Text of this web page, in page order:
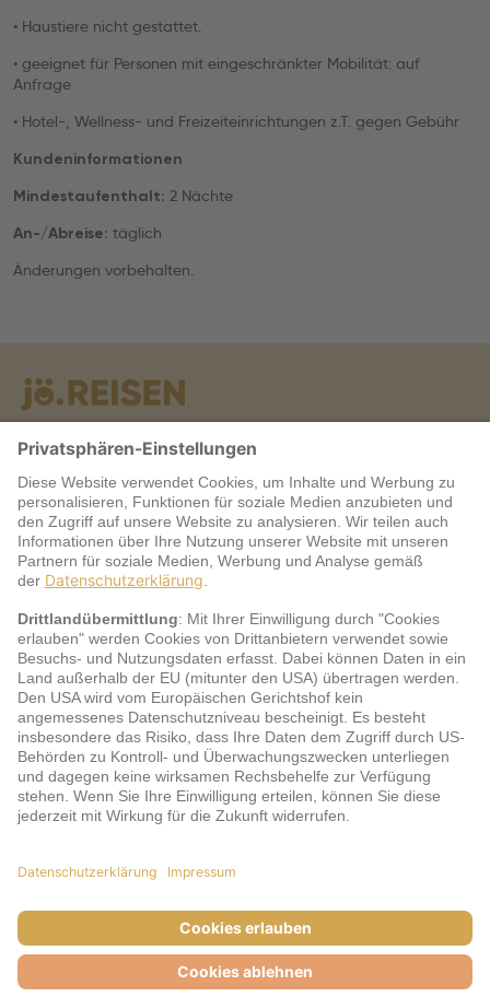
• Haustiere nicht gestattet.
• geeignet für Personen mit eingeschränkter Mobilität: auf
Anfrage
• Hotel-, Wellness- und Freizeiteinrichtungen z.T. gegen Gebühr
Kundeninformationen
Mindestaufenthalt: 2 Nächte
An-/Abreise: täglich
Änderungen vorbehalten.
Warum jö?
Service
jö Bonus Club Partner
Zahlungsarten & Sicherheit
AGB
Datenschutz